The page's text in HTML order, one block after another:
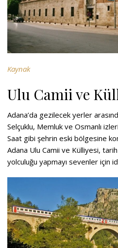
Kaynak
Ulu Camii ve
Adana’da gezilecek yerler
Selçuklu, Memluk ve Osmanlı
Saat gibi şehrin eski bölgesine
Adana Ulu Camii ve Külliyesi, tarih
yolculuğu yapmayı sevenler için